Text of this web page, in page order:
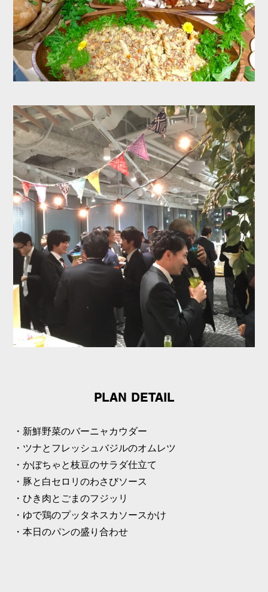
PLAN DETAIL
・新鮮野菜のバーニャカウダー
・ツナとフレッシュバジルのオムレツ
・かぼちゃと枝豆のサラダ仕立て
・豚と白セロリのわさびソース
・ひき肉とごまのフジッリ
・ゆで鶏のプッタネスカソースかけ
・本日のパンの盛り合わせ